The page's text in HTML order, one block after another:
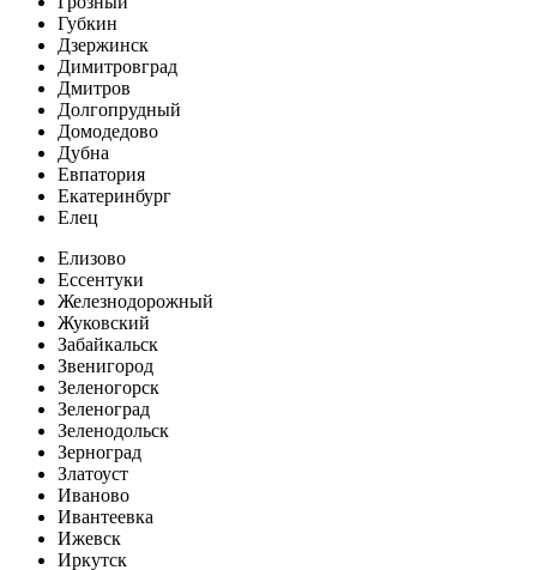
Губкин
Дзержинск
Димитровград
Дмитров
Долгопрудный
Домодедово
Дубна
Евпатория
Екатеринбург
Елец
Елизово
Ессентуки
Железнодорожный
Жуковский
Забайкальск
Звенигород
Зеленогорск
Зеленоград
Зеленодольск
Зерноград
Златоуст
Иваново
Ивантеевка
Ижевск
Иркутск